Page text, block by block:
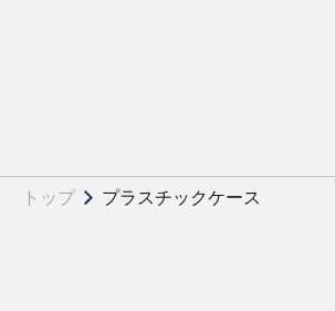
トップ プラスチックケース